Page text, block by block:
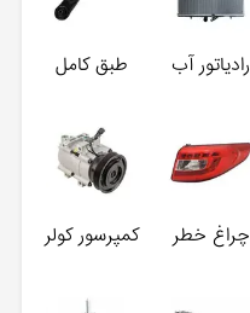
رادیاتور آب طبق کامل
چراغ خطر کمپرسور کولر